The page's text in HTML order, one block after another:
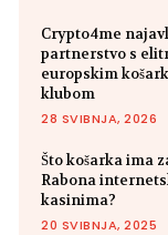
Crypto4me
partnerstvo s
europskim
klubom
28 SVIBNJA, 2026
Što košarka ima
Rabona
kasinima?
20 SVIBNJA, 2025